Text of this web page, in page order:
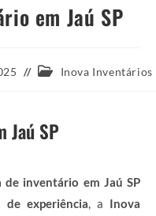
em Jaú SP
Categoria
Inova Inventários
Jaú SP
de inventário em Jaú SP
de experiência , a Inova